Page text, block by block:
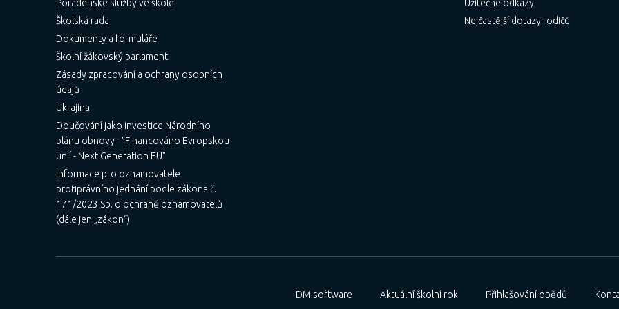
Poradenské služby ve škole
Školská rada
Dokumenty a formuláře
Školní žákovský parlament
Zásady zpracování a ochrany osobních
údajů
Ukrajina
Doučování jako investice Národního
plánu obnovy - "Financováno Evropskou
unií - Next Generation EU"
Informace pro oznamovatele
protiprávního jednání podle zákona č.
171/2023 Sb. o ochraně oznamovatelů
(dále jen „zákon“)
Užitečné odkazy
Nejčastější dotazy rodičů
DM software Aktuální školní rok Přihlašování obědů